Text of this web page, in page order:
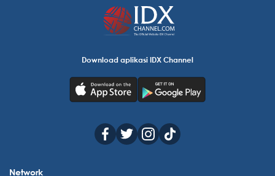
Download aplikasi IDX Channel
Network